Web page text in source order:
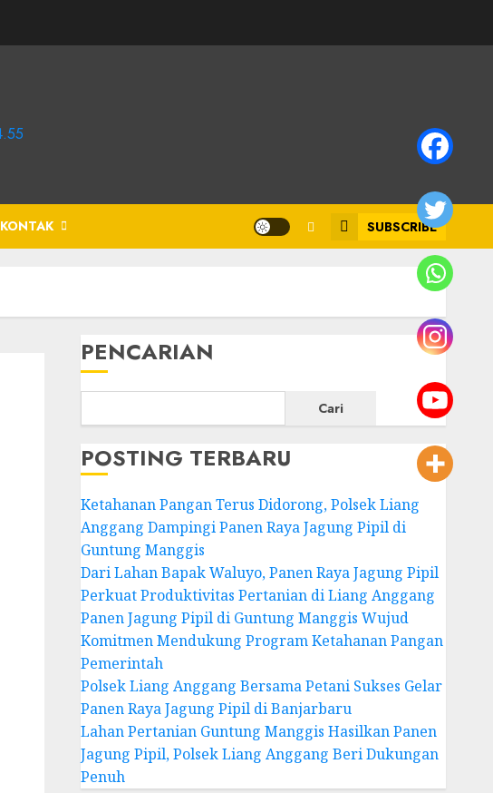
KONTAK SUBSCRIBE
PENCARIAN
Cari
POSTING TERBARU
Ketahanan Pangan Terus Didorong, Polsek Liang
Anggang Dampingi Panen Raya Jagung Pipil di
Guntung Manggis
Dari Lahan Bapak Waluyo, Panen Raya Jagung Pipil
Perkuat Produktivitas Pertanian di Liang Anggang
Panen Jagung Pipil di Guntung Manggis Wujud
Komitmen Mendukung Program Ketahanan Pangan
Pemerintah
Polsek Liang Anggang Bersama Petani Sukses Gelar
Panen Raya Jagung Pipil di Banjarbaru
Lahan Pertanian Guntung Manggis Hasilkan Panen
Jagung Pipil, Polsek Liang Anggang Beri Dukungan
Penuh